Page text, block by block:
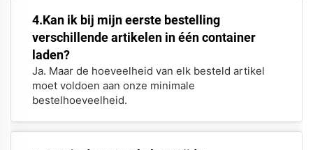
4.Kan ik bij mijn eerste bestelling
verschillende artikelen in één container
laden?
Ja. Maar de hoeveelheid van elk besteld artikel
moet voldoen aan onze minimale
bestelhoeveelheid.